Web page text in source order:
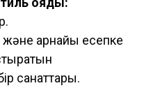
арнайы есепке
санаттары.